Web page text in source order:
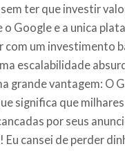
ter que investir
o Google e a unica
com um investimento
escalabilidade
grande vantagem: O
significa que
por seus
Eu cansei de perder